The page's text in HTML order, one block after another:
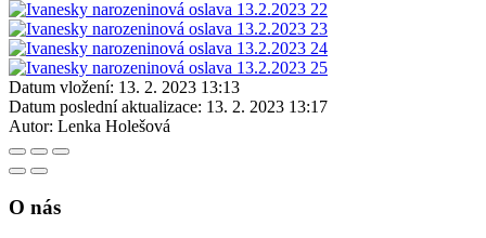
Datum vložení: 13. 2. 2023 13:13
Datum poslední aktualizace: 13. 2. 2023 13:17
Autor: Lenka Holešová
O nás